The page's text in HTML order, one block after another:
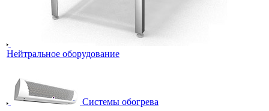
Нейтральное оборудование
Системы обогрева